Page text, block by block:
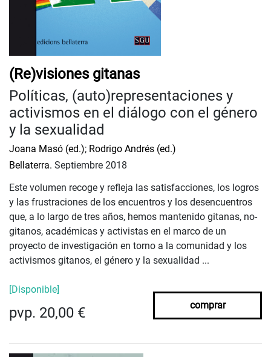
(Re)visiones gitanas
Políticas, (auto)representaciones y
activismos en el diálogo con el género
y la sexualidad
Joana Masó (ed.); Rodrigo Andrés (ed.)
Bellaterra. Septiembre 2018
Este volumen recoge y refleja las satisfacciones, los logros
y las frustraciones de los encuentros y los desencuentros
que, a lo largo de tres años, hemos mantenido gitanas, no-
gitanos, académicas y activistas en el marco de un
proyecto de investigación en torno a la comunidad y los
activismos gitanos, el género y la sexualidad ...
[Disponible]
pvp. 20,00 € comprar